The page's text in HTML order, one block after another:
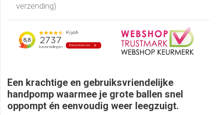
verzending)
Een krachtige en gebruiksvriendelijke
handpomp waarmee je grote ballen snel
oppompt én eenvoudig weer leegzuigt.